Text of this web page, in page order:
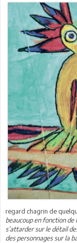
regard chagrin de
beaucoup en fonction de
s’attarder sur le détail
des personnages sur la